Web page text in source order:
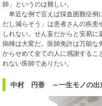
師」というのは難しい。
卑近な例で言えば採血困難症例
だし減らそう」は患者さんの疾患
しれない。せん妄だからと安易
病棟は大変だ。医師免許は万能な
からせめて全ての人に感謝するこ
れない医師でありたい。
中村 円香 ～一生モノの出